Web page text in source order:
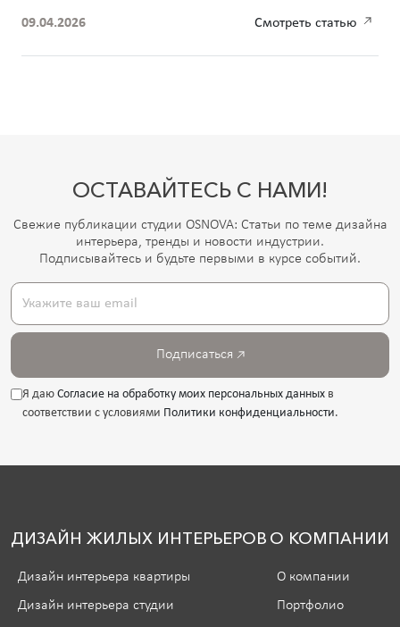
09.04.2026 Смотреть статью
ОСТАВАЙТЕСЬ С НАМИ!
Свежие публикации студии OSNOVA: Статьи по теме дизайна
интерьера, тренды и новости индустрии.
Подписывайтесь и будьте первыми в курсе событий.
Подписаться
Я даю Согласие на обработку моих персональных данных в
соответствии с условиями Политики конфиденциальности.
ДИЗАЙН ЖИЛЫХ ИНТЕРЬЕРОВ
Дизайн интерьера квартиры
Дизайн интерьера студии
О КОМПАНИИ
О компании
Портфолио